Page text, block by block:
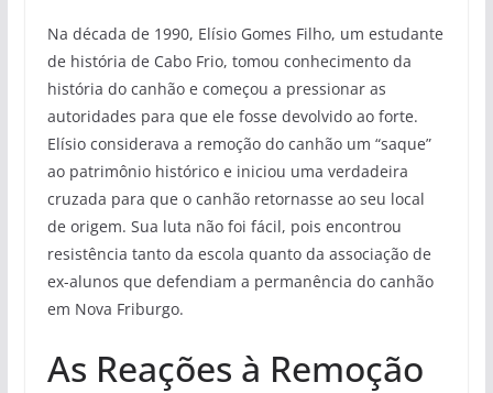
Na década de 1990, Elísio Gomes Filho, um estudante
de história de Cabo Frio, tomou conhecimento da
história do canhão e começou a pressionar as
autoridades para que ele fosse devolvido ao forte.
Elísio considerava a remoção do canhão um “saque”
ao patrimônio histórico e iniciou uma verdadeira
cruzada para que o canhão retornasse ao seu local
de origem. Sua luta não foi fácil, pois encontrou
resistência tanto da escola quanto da associação de
ex-alunos que defendiam a permanência do canhão
em Nova Friburgo.
As Reações à Remoção